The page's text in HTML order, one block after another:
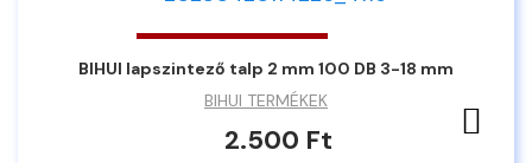
BIHUI lapszintező talp 2 mm 100 DB 3-18 mm
BIHUI TERMÉKEK
2.500 Ft